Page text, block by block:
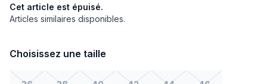
Cet article est épuisé.
Articles similaires disponibles.
Choisissez une taille